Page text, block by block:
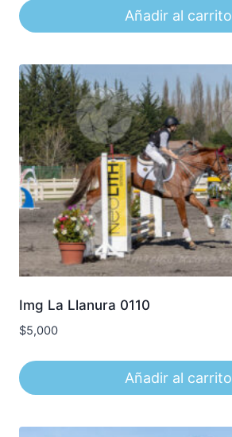
Añadir al carrito
Img La Llanura 0110
$5,000
Añadir al carrito